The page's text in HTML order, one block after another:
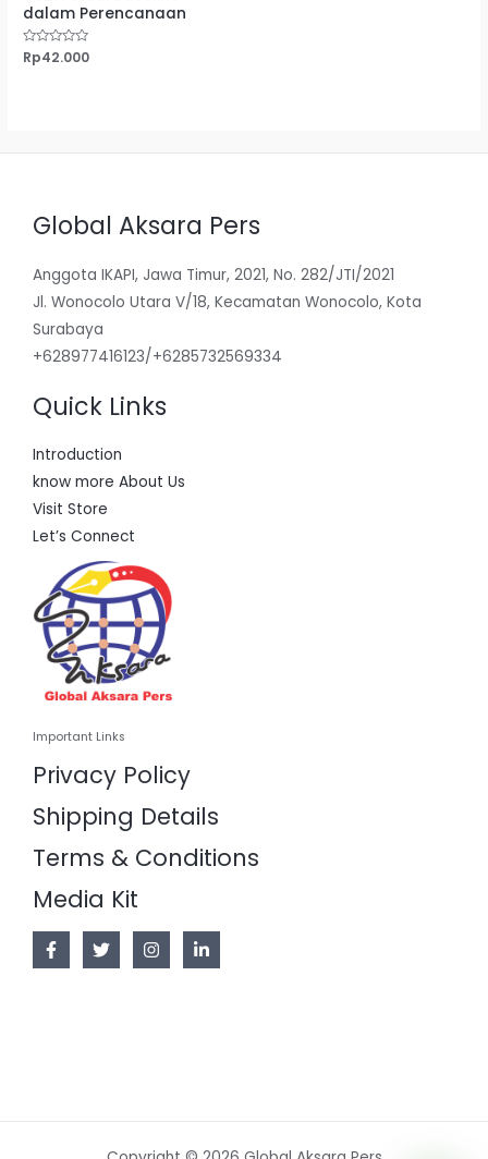
dalam Perencanaan
Dinilai
0
Rp42.000
Global Aksara Pers
Anggota IKAPI, Jawa Timur, 2021, No. 282/JTI/2021
Jl. Wonocolo Utara V/18, Kecamatan Wonocolo, Kota
Surabaya
+628977416123/+6285732569334
Quick Links
Introduction
know more About Us
Visit Store
Let’s Connect
Important Links
Privacy Policy
Shipping Details
Terms & Conditions
Media Kit